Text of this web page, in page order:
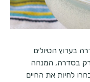
בערוץ הטיולים
בסדרה, המנחה
לחיות את החיים